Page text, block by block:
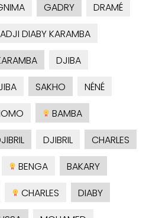
GADRY
DRAMÉ
DIABY KARAMBA
DJIBA
SAKHO
NÉNÉ
BAMBA
DJIBRIL
CHARLES
BENGA
BAKARY
CHARLES
DIABY